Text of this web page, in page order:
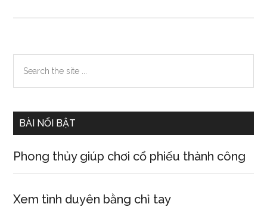
người
thuộc
nhóm
B
qua
mắt
Primary
Sidebar
the
BÀI NỔI BẬT
Phong thủy giúp chơi cổ phiếu thành công
Xem tình duyên bằng chỉ tay